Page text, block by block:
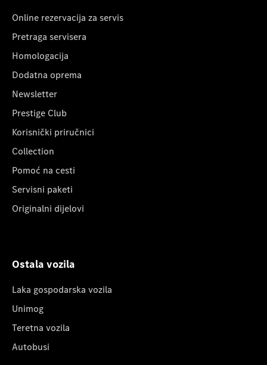
Online rezervacija za servis
Pretraga servisera
Homologacija
Dodatna oprema
Newsletter
Prestige Club
Korisnički priručnici
Collection
Pomoć na cesti
Servisni paketi
Originalni dijelovi
Ostala vozila
Laka gospodarska vozila
Unimog
Teretna vozila
Autobusi